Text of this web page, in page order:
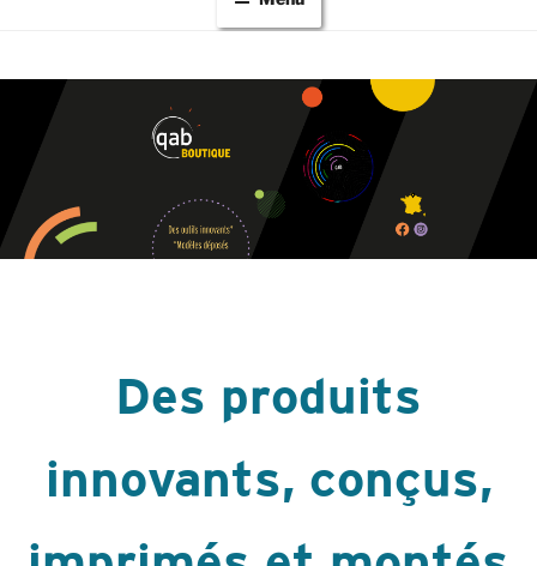
Des produits
innovants, conçus,